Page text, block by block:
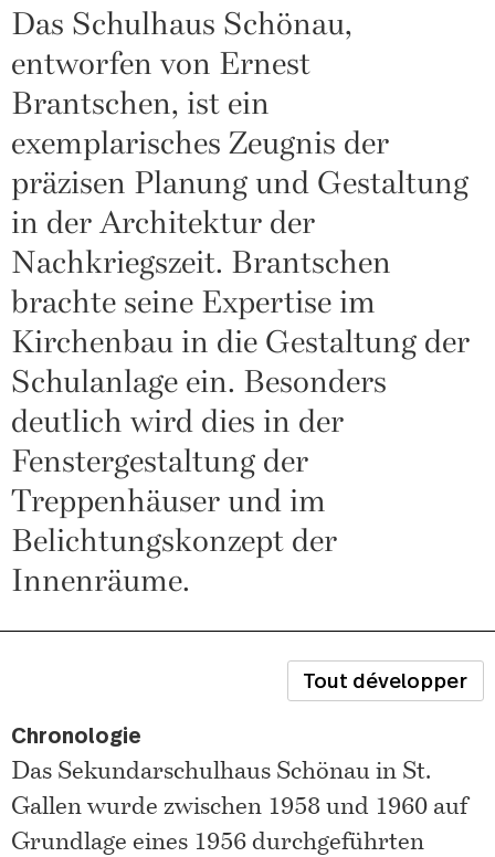
Das Schulhaus Schönau,
entworfen von Ernest
Brantschen, ist ein
exemplarisches Zeugnis der
präzisen Planung und Gestaltung
in der Architektur der
Nachkriegszeit. Brantschen
brachte seine Expertise im
Kirchenbau in die Gestaltung der
Schulanlage ein. Besonders
deutlich wird dies in der
Fenstergestaltung der
Treppenhäuser und im
Belichtungskonzept der
Innenräume.
Tout développer
Chronologie
Das Sekundarschulhaus Schönau in St.
Gallen wurde zwischen 1958 und 1960 auf
Grundlage eines 1956 durchgeführten